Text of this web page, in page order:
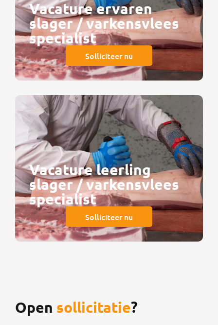
Vacature ervaren
slager / varkensvlees
specialist
Solliciteer nu
Vacature leerling
slager / varkensvlees
specialist
Solliciteer nu
Open sollicitatie?